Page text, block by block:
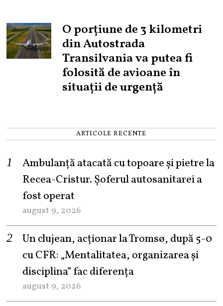
O porțiune de 3 kilometri
din Autostrada
Transilvania va putea fi
folosită de avioane în
situații de urgență
ARTICOLE RECENTE
Ambulanță atacată cu topoare și pietre la
Recea-Cristur. Șoferul autosanitarei a
fost operat
august 9, 2026
Un clujean, acționar la Tromsø, după 5-0
cu CFR: „Mentalitatea, organizarea și
disciplina” fac diferența
august 9, 2026